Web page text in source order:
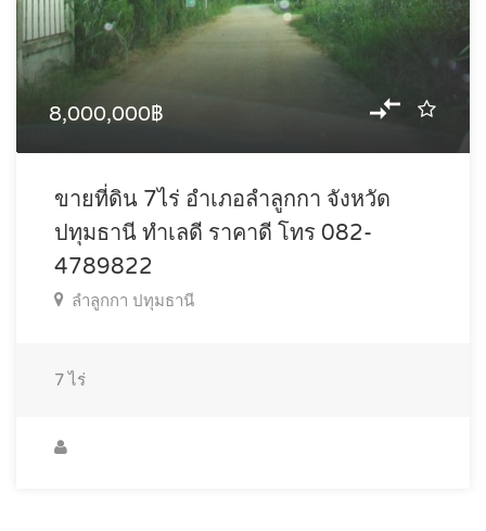
8,000,000฿
ขายที่ดิน 7ไร่ อำเภอลำลูกกา จังหวัด
ปทุมธานี ทำเลดี ราคาดี โทร 082-
4789822
ลำลูกกา ปทุมธานี
7ไร่